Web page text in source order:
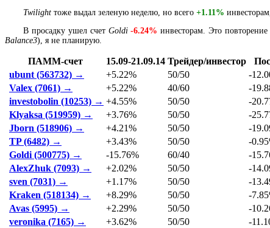
Twilight тоже выдал зеленую неделю, но всего +1.11%
В просадку ушел счет Goldi-6.24% инвесторам. Это
Balance3), я не планирую.
ПАММ-счет 15.09-21.09.14 Трейдер/инвестор
ubunt (563732) →
+5.22% 50/50
-
Valex (7061) →
+5.22% 40/60
-
investobolin (10253) → +4.55% 50/50
-
Klyaksa (519959) →
+3.76% 50/50
-
Jborn (518906) →
+4.21% 50/50
-
TP (6482) →
+3.43% 50/50
-
Goldi (500775) →
-15.76% 60/40
-
AlexZhuk (7093) →
+2.02% 50/50
-
sven (7031) →
+1.17% 50/50
-
Kraken (518134) →
+8.29% 50/50
-
Avas (5995) →
+2.29% 50/50
-
veronika (7165) →
+3.62% 50/50
-